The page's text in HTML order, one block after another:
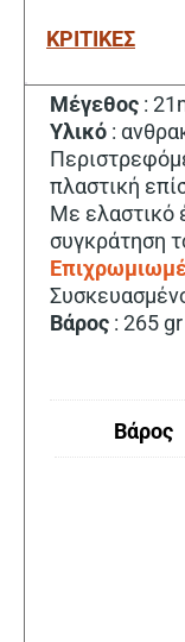
ΚΡΙΤΙΚΕΣ
Μέγεθος :
Υλικό :
πλαστική
Με ελαστικό
συγκράτηση
Βάρος : 265 gr
Βάρος